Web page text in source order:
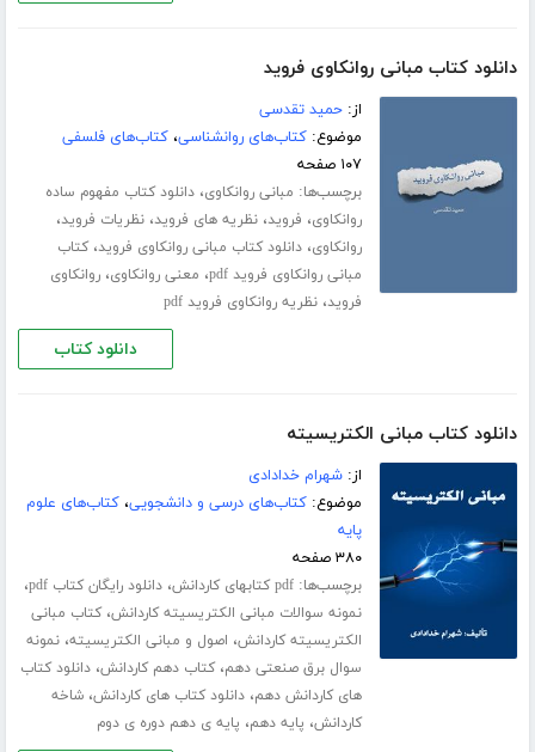
دانلود کتاب مبانی روانکاوی فروید
از:حمید تقدسی
موضوع:کتاب‌های روانشناسی،کتاب‌های فلسفی
۱۰۷ صفحه
برچسب‌ها: مبانی روانکاوی،دانلود کتاب مفهوم ساده
روانکاوی، فروید،نظریه های فروید،نظریات فروید،
روانکاوی،دانلود کتاب مبانی روانکاوی فروید،کتاب
مبانی روانکاوی فروید pdf
، معنی روانکاوی،روانکاوی
فروید،نظریه روانکاوی فروید pdf
دانلود کتاب
دانلود کتاب مبانی الکتریسیته
از:شهرام خدادادی
موضوع:کتاب‌های درسی و دانشجویی،کتاب‌های علوم
پایه
۳۸۰ صفحه
برچسب‌ها:pdf کتابهای کاردانش ،دانلود رایگان کتاب pdf ،
نمونه سوالات مبانی الکتریسیته کاردانش،کتاب مبانی
الکتریسیته کاردانش، اصول و مبانی الکتریسیته،نمونه
سوال برق صنعتی دهم،کتاب دهم کاردانش،دانلود کتاب
های کاردانش دهم،دانلود کتاب های کاردانش،شاخه
کاردانش، پایه دهم، پایه ی دهم دوره ی دوم